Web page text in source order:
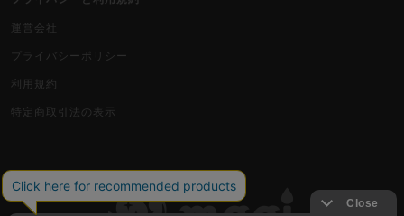
運営会社
プライバシーポリシー
利用規約
特定商取引法の表示